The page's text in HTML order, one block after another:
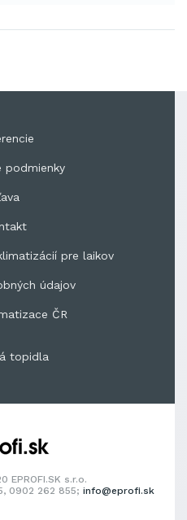
podmienky
pre laikov
údajov
ČR
topidla
EPROFI.SK s.r.o.
0902 262 855; info@eprofi.sk